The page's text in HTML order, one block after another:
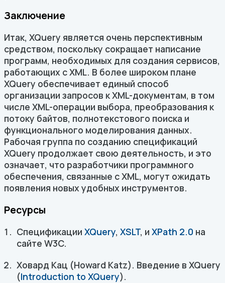
Заключение
Итак, XQuery является очень перспективным
средством, поскольку сокращает написание
программ, необходимых для создания сервисов,
работающих с XML. В более широком плане
XQuery обеспечивает единый способ
организации запросов к XML-документам, в том
числе XML-операции выбора, преобразования к
потоку байтов, полнотекстового поиска и
функционального моделирования данных.
Рабочая группа по созданию спецификаций
XQuery продолжает свою деятельность, и это
означает, что разработчики программного
обеспечения, связанные с XML, могут ожидать
появления новых удобных инструментов.
Ресурсы
Спецификации XQuery, XSLT, и XPath 2.0 на
сайте W3C.
Ховард Кац (Howard Katz). Введение в XQuery
(Introduction to XQuery).